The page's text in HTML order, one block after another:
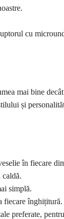
cu
mai bine decât
și
în fiecare
caldă.
simplă.
fiecare înghițitură.
preferate,